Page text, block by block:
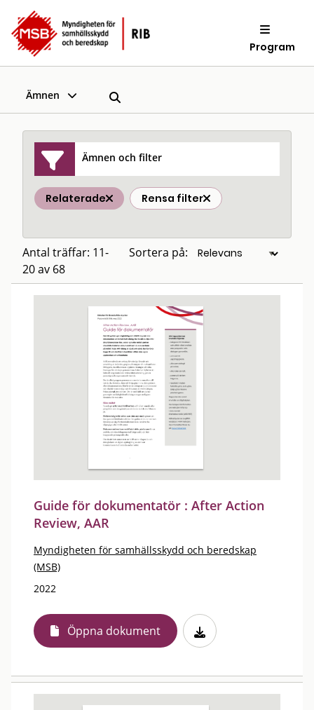
Program
Ämnen
Ämnen och filter
Relaterade Rensa filter
Antal träffar: 11-
20 av 68
Sortera på:
Guide för dokumentatör : After Action
Review, AAR
Myndigheten för samhällsskydd och beredskap
(MSB)
2022
Öppna dokument